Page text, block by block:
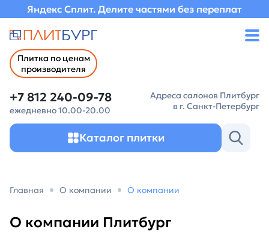
Яндекс Сплит. Делите частями без переплат
Плитка по ценам
производителя
+7 812 240-09-78
ежедневно 10.00-20.00
Адреса салонов Плитбург
в г. Санкт-Петербург
Каталог плитки
Главная О компании О компании
О компании Плитбург